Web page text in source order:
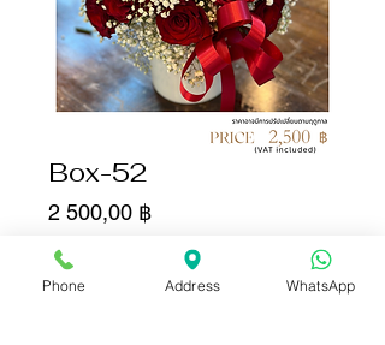
Box-52
2 500,00 ฿Цена
Количество
Phone Address WhatsApp